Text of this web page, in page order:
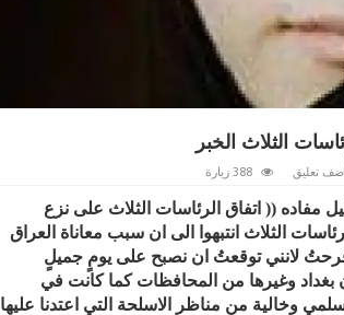
الثلاث الخبر
تعليق 388 زيارة
مفاده (( اتفاق الرئاسات الثلاث على نزع
الثلاث انتبهوا الى ان سبب معاناة العراق
لانني توقعتُ ان نصبح على يومٍ جميلٍ
بغداد وغيرها من المحافظات كما كانت في
وخالية من مناظر الاسلحة التي اعتدنا عليها